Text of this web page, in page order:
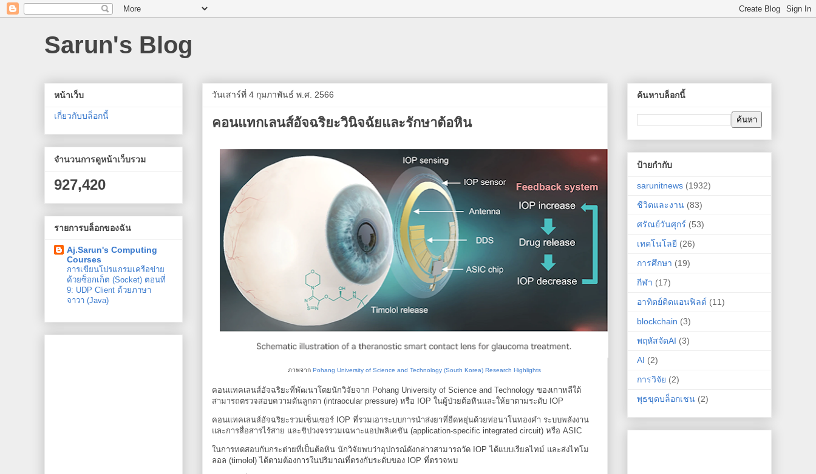
Sarun's Blog
วันเสาร์ที่ 4 กุมภาพันธ์ พ.ศ. 2566
คอนแทกเลนส์อัจฉริยะวินิจฉัยและรักษาต้อหิน
ภาพจาก Pohang University of Science and Technology (South Korea) Research Highlights
คอนแทคเลนส์อัจฉริยะที่พัฒนาโดยนักวิจัยจาก Pohang University of Science and Technology ของเกาหลีใต้
สามารถตรวจสอบความดันลูกตา (intraocular pressure) หรือ IOP ในผู้ป่วยต้อหินและให้ยาตามระดับ IOP
คอนแทคเลนส์อัจฉริยะรวมเซ็นเซอร์ IOP ที่รวมเอาระบบการนำส่งยาที่ยืดหยุ่นด้วยท่อนาโนทองคำ ระบบพลังงาน
และการสื่อสารไร้สาย และชิปวงจรรวมเฉพาะแอปพลิเคชัน (application-specific integrated circuit) หรือ ASIC
ในการทดสอบกับกระต่ายที่เป็นต้อหิน นักวิจัยพบว่าอุปกรณ์ดังกล่าวสามารถวัด IOP ได้แบบเรียลไทม์ และส่งไทโม
ลอล (timolol) ได้ตามต้องการในปริมาณที่ตรงกับระดับของ IOP ที่ตรวจพบ
หน้าเว็บ
เกี่ยวกับบล็อกนี้
จำนวนการดูหน้าเว็บรวม
927,420
รายการบล็อกของฉัน
Aj.Sarun's Computing
Courses
การเขียนโปรแกรมเครือข่าย
ด้วยซ็อกเก็ต (Socket) ตอนที่
9: UDP Client ด้วยภาษา
จาวา (Java)
ค้นหาบล็อกนี้
ป้ายกำกับ
sarunitnews (1932)
ชีวิตและงาน (83)
ศรัณย์วันศุกร์ (53)
เทคโนโลยี (26)
การศึกษา (19)
กีฬา (17)
อาทิตย์ติดแอนฟิลด์ (11)
blockchain (3)
พฤหัสจัดAI (3)
AI (2)
การวิจัย (2)
พุธขุดบล็อกเชน (2)